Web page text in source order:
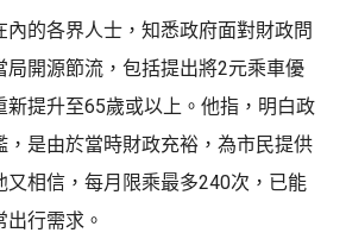
的各界人士，知悉政府面對財政問
局開源節流，包括提出將2元乘車優
新提升至65歲或以上。他指，明白政
，是由於當時財政充裕，為市民提供
又相信，每月限乘最多240次，已能
行需求。